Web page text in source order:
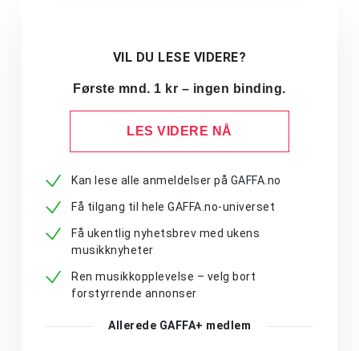
VIL DU LESE VIDERE?
Første mnd. 1 kr – ingen binding.
LES VIDERE NÅ
Kan lese alle anmeldelser på GAFFA.no
Få tilgang til hele GAFFA.no-universet
Få ukentlig nyhetsbrev med ukens
musikknyheter
Ren musikkopplevelse – velg bort
forstyrrende annonser
Allerede GAFFA+ medlem